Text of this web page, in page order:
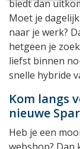
biedt dan
Moet je
naar je werk?
hetgeen je
liefst binnen
snelle hybride
Kom langs
nieuwe
Heb je een